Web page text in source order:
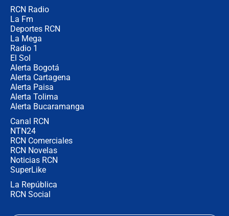
RCN Radio
La Fm
Deportes RCN
La Mega
Radio 1
El Sol
Alerta Bogotá
Alerta Cartagena
Alerta Paisa
Alerta Tolima
Alerta Bucaramanga
Canal RCN
NTN24
RCN Comerciales
RCN Novelas
Noticias RCN
SuperLike
La República
RCN Social